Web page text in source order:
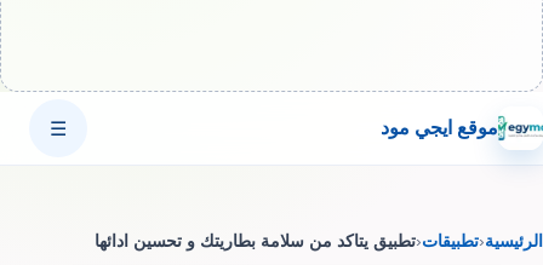
موقع ايجي مود ☰
الرئيسية‹تطبيقات‹تطبيق يتاكد من سلامة بطاريتك و تحسين ادائها